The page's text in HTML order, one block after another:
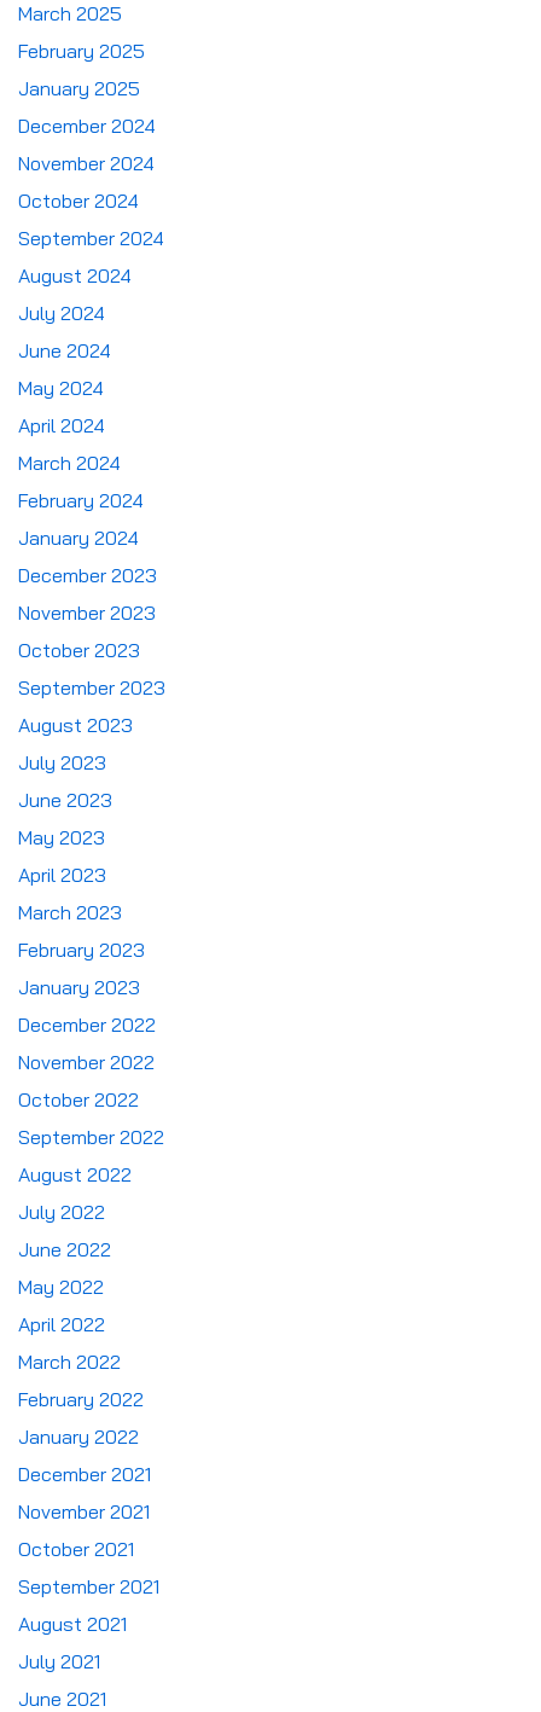
March 2025
February 2025
January 2025
December 2024
November 2024
October 2024
September 2024
August 2024
July 2024
June 2024
May 2024
April 2024
March 2024
February 2024
January 2024
December 2023
November 2023
October 2023
September 2023
August 2023
July 2023
June 2023
May 2023
April 2023
March 2023
February 2023
January 2023
December 2022
November 2022
October 2022
September 2022
August 2022
July 2022
June 2022
May 2022
April 2022
March 2022
February 2022
January 2022
December 2021
November 2021
October 2021
September 2021
August 2021
July 2021
June 2021